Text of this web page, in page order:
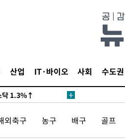
산업 IT·바이오 사회 수도권
닥 1.3%↑
외축구 농구 배구 골프